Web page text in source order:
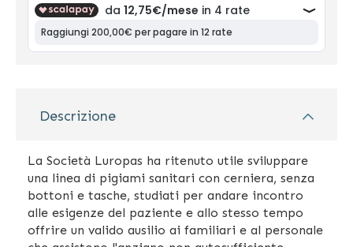
Descrizione
La Società Luropas ha ritenuto utile sviluppare
una linea di pigiami sanitari con cerniera, senza
bottoni e tasche, studiati per andare incontro
alle esigenze del paziente e allo stesso tempo
offrire un valido ausilio ai familiari e al personale